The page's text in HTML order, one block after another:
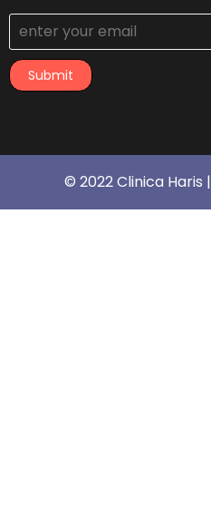
Submit
© 2022 Clinica Haris |